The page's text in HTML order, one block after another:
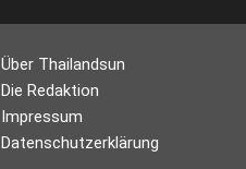
Über Thailandsun
Die Redaktion
Impressum
Datenschutzerklärung